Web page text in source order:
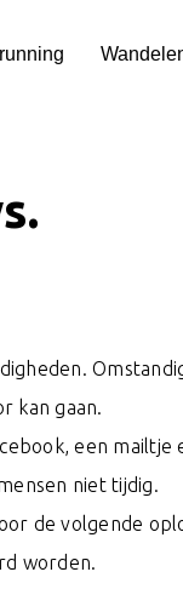
kan gaan.
een
niet tijdig.
de volgende
worden.